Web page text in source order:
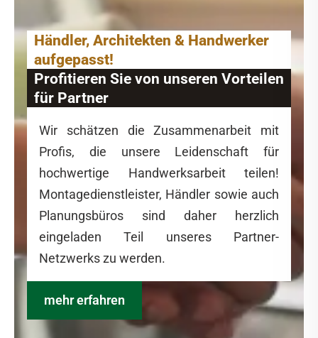
Händler, Architekten & Handwerker
aufgepasst!
Profitieren Sie von unseren Vorteilen
für Partner
Wir schätzen die Zusammenarbeit mit
Profis, die unsere Leidenschaft für
hochwertige Handwerksarbeit teilen!
Montagedienstleister, Händler sowie auch
Planungsbüros sind daher herzlich
eingeladen Teil unseres Partner-
Netzwerks zu werden.
mehr erfahren